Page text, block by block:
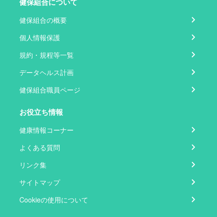
健保組合の概要
個人情報保護
規約・規程等一覧
データヘルス計画
健保組合職員ページ
お役立ち情報
健康情報コーナー
よくある質問
リンク集
サイトマップ
Cookieの使用について